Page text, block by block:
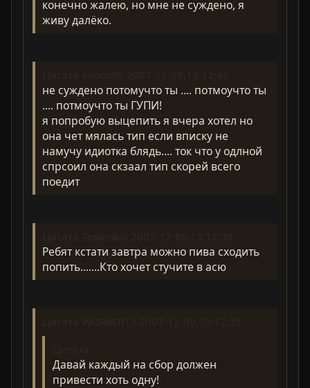
конечно жалею, но мне не суждено, я
живу далёко.
не суждено потомучто ты .... потмоучто ты
.... потмоучто ты ГУПИ!
я попробую выцепить я вчера хотел но
она чет мялась тип если вписку не
намучу идиотка блядь.... ток что у одлной
спрсоил она скзаал тип скорей всего
поедит
Ребят кстати завтра можно пива сходить
попить.......Кто хочет стучите в асю
Давай каждый на сбор должен
привести хоть одну!